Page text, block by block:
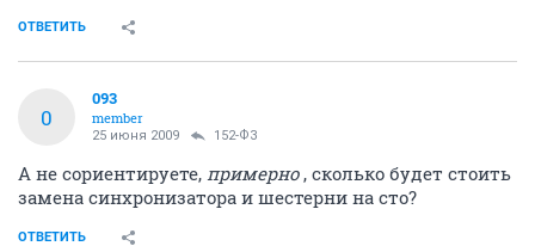
ОТВЕТИТЬ
0
093
member
25 июня 2009 152-ФЗ
А не сориентируете, примерно, сколько будет стоить
замена синхронизатора и шестерни на сто?
ОТВЕТИТЬ